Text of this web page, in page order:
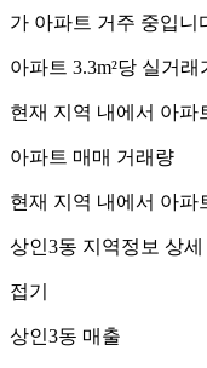
가 아파트 거주 중입니
아파트 3.3m²당 실거래
현재 지역 내에서 아파
아파트 매매 거래량
현재 지역 내에서 아파
상인3동 지역정보 상세
접기
상인3동 매출